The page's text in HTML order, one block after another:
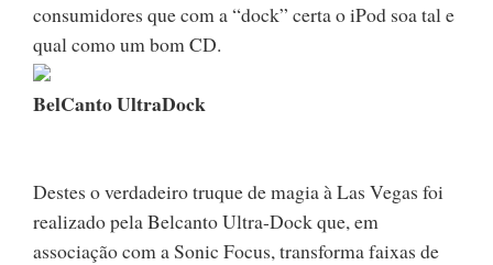
consumidores que com a “dock” certa o iPod soa tal e
qual como um bom CD.
BelCanto UltraDock
Destes o verdadeiro truque de magia à Las Vegas foi
realizado pela Belcanto Ultra-Dock que, em
associação com a Sonic Focus, transforma faixas de